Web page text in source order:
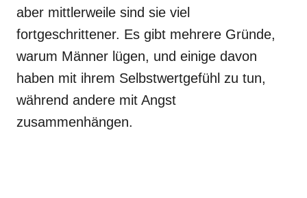
aber mittlerweile sind sie viel
fortgeschrittener. Es gibt mehrere Gründe,
warum Männer lügen, und einige davon
haben mit ihrem Selbstwertgefühl zu tun,
während andere mit Angst
zusammenhängen.